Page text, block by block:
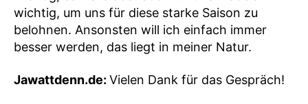
wichtig, um uns für diese starke Saison zu
belohnen. Ansonsten will ich einfach immer
besser werden, das liegt in meiner Natur.
Jawattdenn.de: Vielen Dank für das Gespräch!